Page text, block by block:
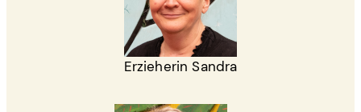
Erzieherin Sandra